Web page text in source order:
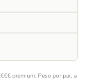
premium. Peso por par, a